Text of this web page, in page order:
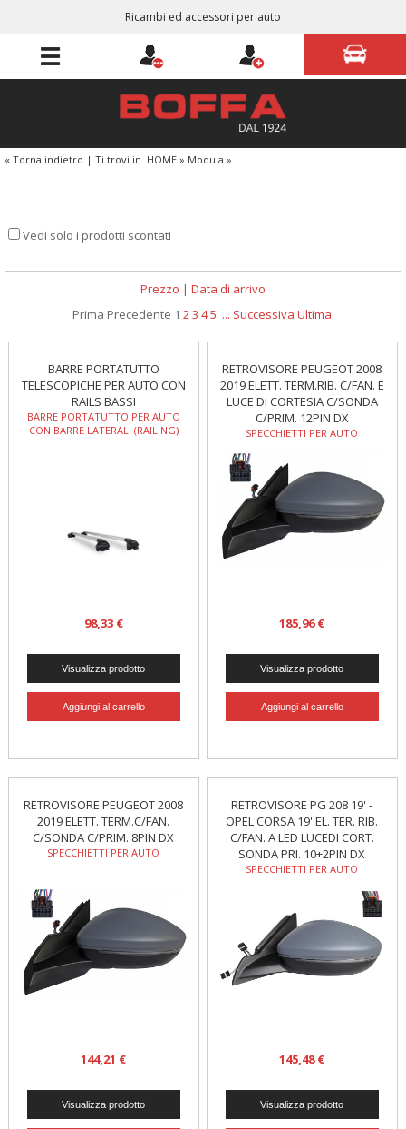
Ricambi ed accessori per auto
« Torna indietro | Ti trovi in HOME » Modula »
Vedi solo i prodotti scontati
Prezzo | Data di arrivo
Prima Precedente 1 23 45 ... Successiva Ultima
BARRE PORTATUTTO
TELESCOPICHE PER AUTO CON
RAILS BASSI
BARRE PORTATUTTO PER AUTO
CON BARRE LATERALI (RAILING)
98,33 €
RETROVISORE PEUGEOT 2008
2019 ELETT. TERM.RIB. C/FAN. E
LUCE DI CORTESIA C/SONDA
C/PRIM. 12PIN DX
SPECCHIETTI PER AUTO
185,96 €
RETROVISORE PEUGEOT 2008
2019 ELETT. TERM.C/FAN.
C/SONDA C/PRIM. 8PIN DX
SPECCHIETTI PER AUTO
144,21 €
RETROVISORE PG 208 19' -
OPEL CORSA 19' EL. TER. RIB.
C/FAN. A LED LUCEDI CORT.
SONDA PRI. 10+2PIN DX
SPECCHIETTI PER AUTO
145,48 €